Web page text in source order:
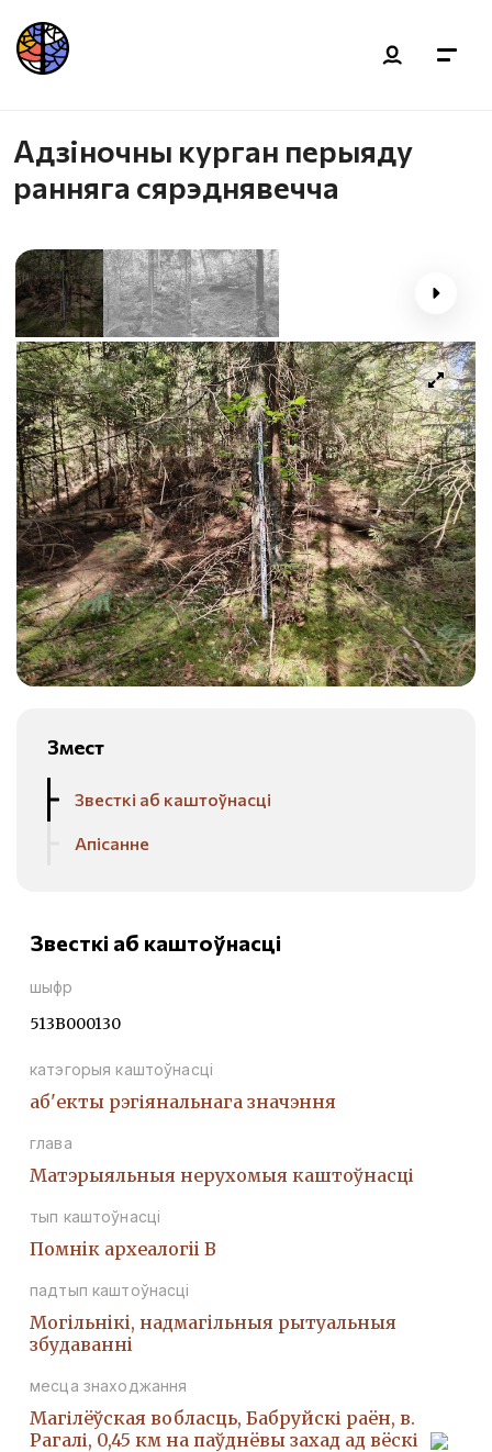
Адзіночны курган перыяду
ранняга сярэднявечча
Змест
Звесткі аб каштоўнасці
Апісанне
Звесткі аб каштоўнасці
шыфр
513В000130
катэгорыя каштоўнасці
аб'екты рэгіянальнага значэння
глава
Матэрыяльныя нерухомыя каштоўнасці
тып каштоўнасці
Помнiк археалогii В
падтып каштоўнасці
Могiльнiкi, надмагiльныя рытуальныя
збудаваннi
месца знаходжання
Магілёўская вобласць, Бабруйскі раён, в.
Рагалі, 0,45 км на паўднёвы захад ад вёскі